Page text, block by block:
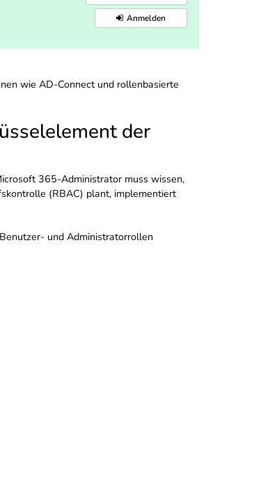
Anmelden
wie AD-Connect und rollenbasierte
der
365-Administrator muss wissen,
(RBAC) plant, implementiert
und Administratorrollen